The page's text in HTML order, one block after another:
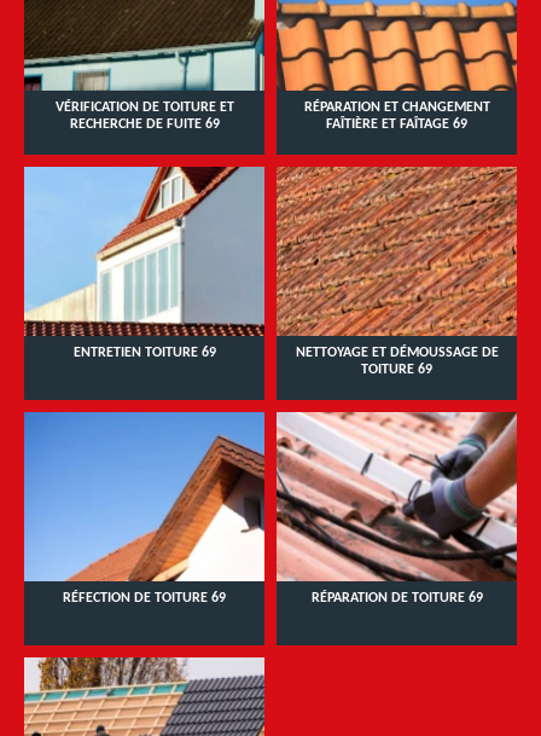
VÉRIFICATION DE TOITURE ET
RECHERCHE DE FUITE 69
RÉPARATION ET CHANGEMENT
FAÎTIÈRE ET FAÎTAGE 69
ENTRETIEN TOITURE 69
NETTOYAGE ET DÉMOUSSAGE DE
TOITURE 69
RÉFECTION DE TOITURE 69 RÉPARATION DE TOITURE 69